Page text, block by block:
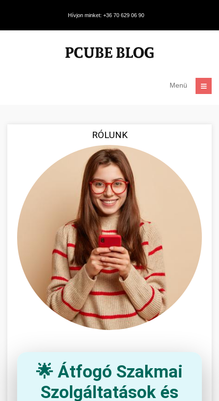
Hívjon minket: +36 70 629 06 90
Menü
RÓLUNK
🌟 Átfogó Szakmai
Szolgáltatások és